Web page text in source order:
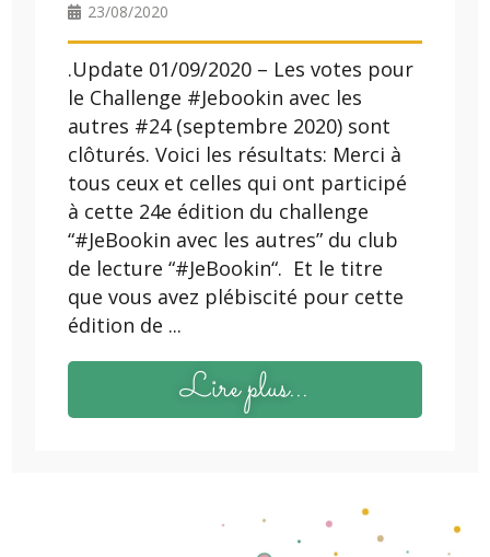
23/08/2020
.Update 01/09/2020 – Les votes pour
le Challenge #Jebookin avec les
autres #24 (septembre 2020) sont
clôturés. Voici les résultats: Merci à
tous ceux et celles qui ont participé
à cette 24e édition du challenge
“#JeBookin avec les autres” du club
de lecture “#JeBookin“. Et le titre
que vous avez plébiscité pour cette
édition de ...
Lire plus...